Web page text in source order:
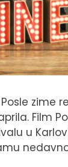
zime
Film
u
nedavno